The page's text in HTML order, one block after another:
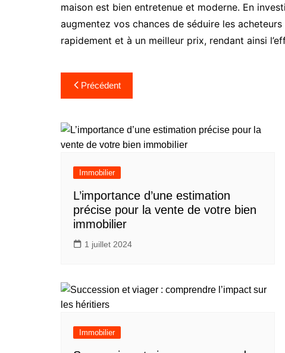
maison est bien entretenue et moderne. En
augmentez vos chances de séduire les
rapidement et à un meilleur prix, rendant ainsi
Navigation
de
l’article
Précédent
Immobilier
L’importance d’une estimation
précise pour la vente de votre bien
immobilier
1 juillet 2024
Immobilier